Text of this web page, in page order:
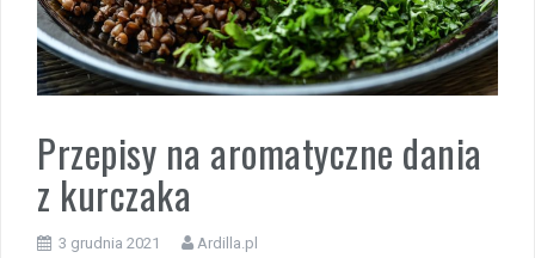
Przepisy na aromatyczne dania
z kurczaka
3 grudnia 2021 Ardilla.pl